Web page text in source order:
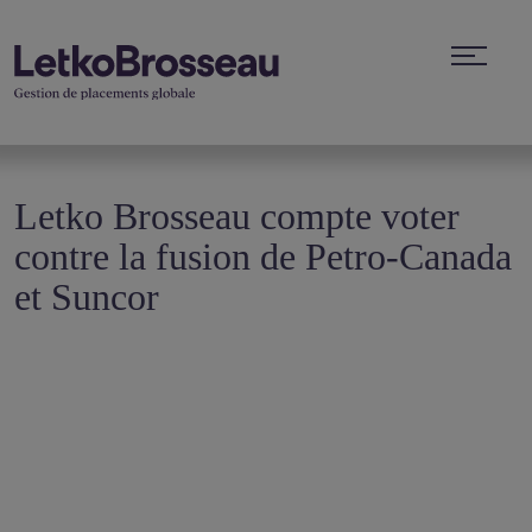
Letko Brosseau compte voter
contre la fusion de Petro-Canada
et Suncor